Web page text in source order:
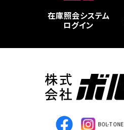
在庫照会システム
ログイン
BOL-TONE